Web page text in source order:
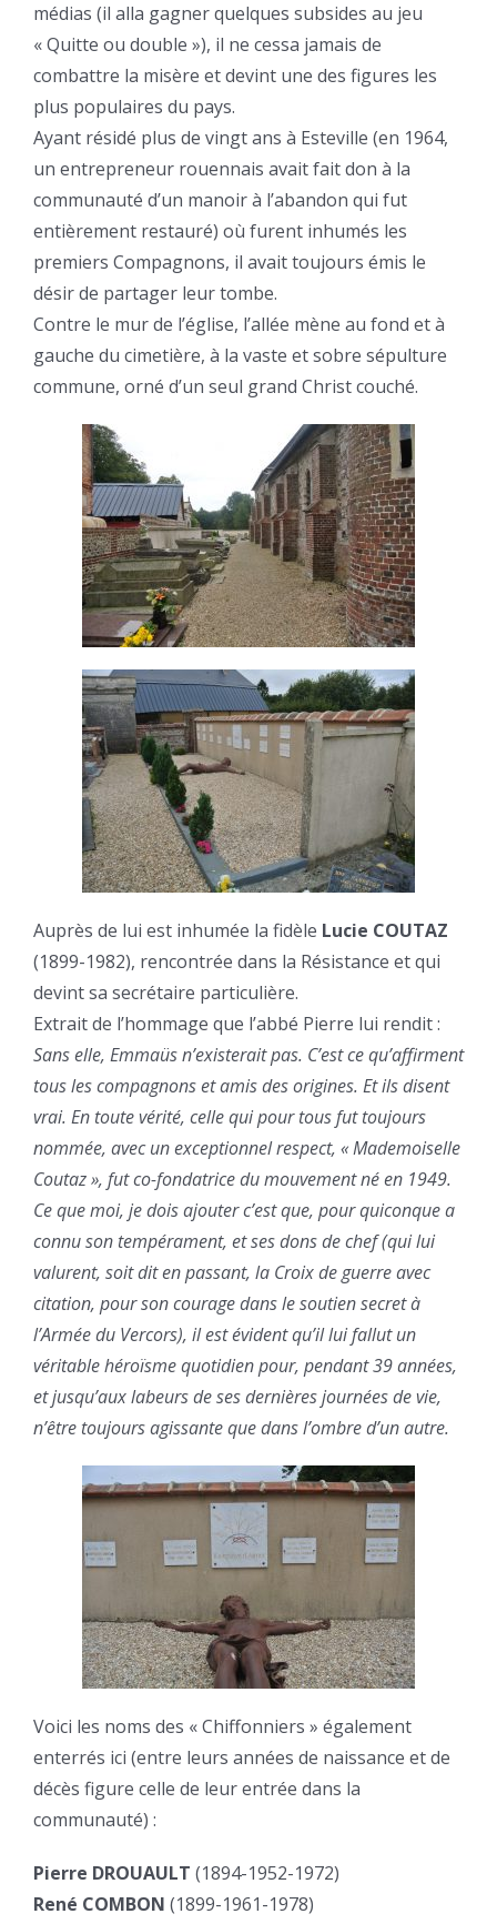
médias (il alla gagner quelques subsides au jeu
« Quitte ou double »), il ne cessa jamais de
combattre la misère et devint une des figures les
plus populaires du pays.
Ayant résidé plus de vingt ans à Esteville (en 1964,
un entrepreneur rouennais avait fait don à la
communauté d’un manoir à l’abandon qui fut
entièrement restauré) où furent inhumés les
premiers Compagnons, il avait toujours émis le
désir de partager leur tombe.
Contre le mur de l’église, l’allée mène au fond et à
gauche du cimetière, à la vaste et sobre sépulture
commune, orné d’un seul grand Christ couché.
Auprès de lui est inhumée la fidèle Lucie COUTAZ
(1899-1982), rencontrée dans la Résistance et qui
devint sa secrétaire particulière.
Extrait de l’hommage que l’abbé Pierre lui rendit :
Sans elle, Emmaüs n’existerait pas. C’est ce qu’affirment
tous les compagnons et amis des origines. Et ils disent
vrai. En toute vérité, celle qui pour tous fut toujours
nommée, avec un exceptionnel respect, « Mademoiselle
Coutaz », fut co-fondatrice du mouvement né en 1949.
Ce que moi, je dois ajouter c’est que, pour quiconque a
connu son tempérament, et ses dons de chef (qui lui
valurent, soit dit en passant, la Croix de guerre avec
citation, pour son courage dans le soutien secret à
l’Armée du Vercors), il est évident qu’il lui fallut un
véritable héroïsme quotidien pour, pendant 39 années,
et jusqu’aux labeurs de ses dernières journées de vie,
n’être toujours agissante que dans l’ombre d’un autre.
Voici les noms des « Chiffonniers » également
enterrés ici (entre leurs années de naissance et de
décès figure celle de leur entrée dans la
communauté) :
Pierre DROUAULT (1894-1952-1972)
René COMBON (1899-1961-1978)